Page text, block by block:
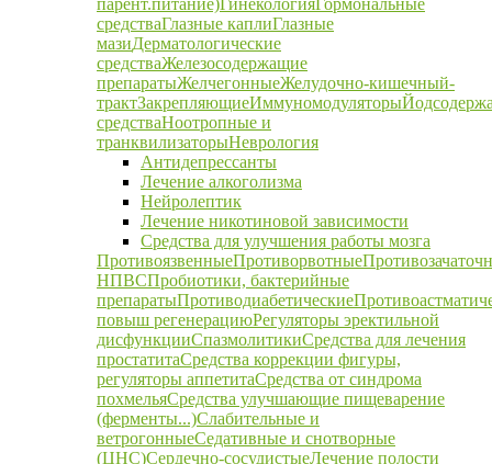
парент.питание)ГинекологияГормональные
средстваГлазные каплиГлазные
мазиДерматологические
средстваЖелезосодержащие
препаратыЖелчегонныеЖелудочно-кишечный-
трактЗакрепляющиеИммуномодуляторы
средстваНоотропные и
транквилизаторыНеврология
Антидепрессанты
Лечение алкоголизма
Нейролептик
Лечение никотиновой зависимости
Средства для улучшения работы мозга
ПротивоязвенныеПротиворвотные
НПВСПробиотики, бактерийные
препаратыПротиводиабетические
повыш регенерациюРегуляторы эректильной
дисфункцииСпазмолитикиСредства для лечения
простатитаСредства коррекции фигуры,
регуляторы аппетитаСредства от синдрома
похмельяСредства улучшающие пищеварение
(ферменты...)Слабительные и
ветрогонныеСедативные и снотворные
(ЦНС)Сердечно-сосудистыеЛечение полости